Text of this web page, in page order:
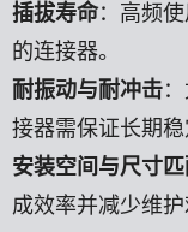
插拔寿命：高频
的连接器。
耐振动与耐冲击
接器需保证长期稳
安装空间与尺寸
成效率并减少维护